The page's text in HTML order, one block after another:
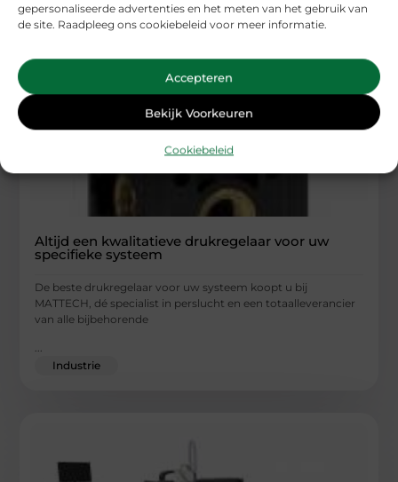
gepersonaliseerde advertenties en het meten van het gebruik van
de site. Raadpleeg ons cookiebeleid voor meer informatie.
Accepteren
Bekijk Voorkeuren
Cookiebeleid
Altijd een kwalitatieve drukregelaar voor uw
specifieke systeem
De beste drukregelaar voor uw systeem koopt u bij
MATTECH, dé specialist in perslucht en een totaalleverancier
van alle bijbehorende
...
Industrie